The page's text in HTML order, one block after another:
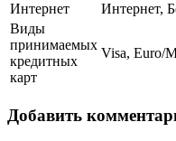
Интернет
Интернет,
Виды
принимаемых
кредитных
карт
Visa, Euro/
Добавить